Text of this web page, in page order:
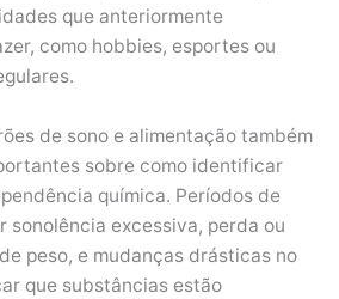
que anteriormente
como hobbies, esportes ou
de sono e alimentação também
sobre como identificar
química. Períodos de
sonolência excessiva, perda ou
peso, e mudanças drásticas no
que substâncias estão